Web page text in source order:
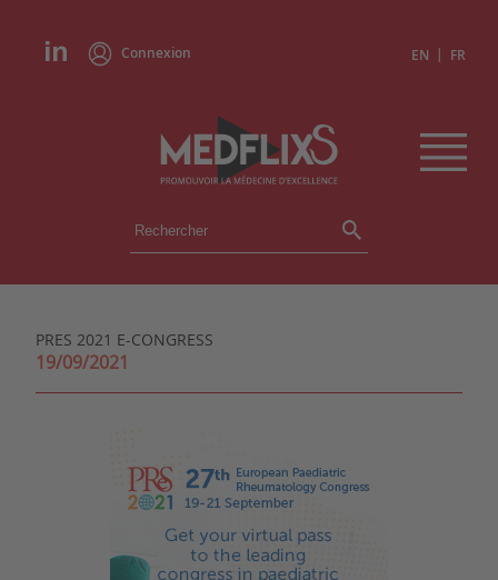
Connexion EN | FR
ÉVÉNEMENTS
INSTITUTIONS
EXPERTS
CONGRÈS EN RÉSUMÉ
PRES 2021 E-CONGRESS
19/09/2021